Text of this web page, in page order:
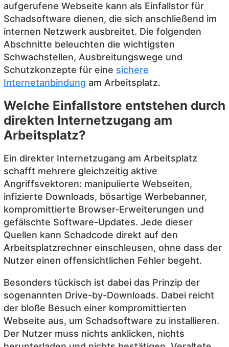
aufgerufene Webseite kann als Einfallstor für
Schadsoftware dienen, die sich anschließend im
internen Netzwerk ausbreitet. Die folgenden
Abschnitte beleuchten die wichtigsten
Schwachstellen, Ausbreitungswege und
Schutzkonzepte für eine sichere
Internetanbindung am Arbeitsplatz.
Welche Einfallstore entstehen durch
direkten Internetzugang am
Arbeitsplatz?
Ein direkter Internetzugang am Arbeitsplatz
schafft mehrere gleichzeitig aktive
Angriffsvektoren: manipulierte Webseiten,
infizierte Downloads, bösartige Werbebanner,
kompromittierte Browser-Erweiterungen und
gefälschte Software-Updates. Jede dieser
Quellen kann Schadcode direkt auf den
Arbeitsplatzrechner einschleusen, ohne dass der
Nutzer einen offensichtlichen Fehler begeht.
Besonders tückisch ist dabei das Prinzip der
sogenannten Drive-by-Downloads. Dabei reicht
der bloße Besuch einer kompromittierten
Webseite aus, um Schadsoftware zu installieren.
Der Nutzer muss nichts anklicken, nichts